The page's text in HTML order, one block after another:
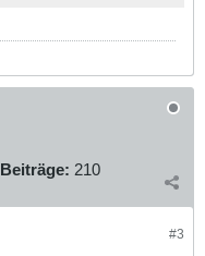
Beiträge: 210
#3